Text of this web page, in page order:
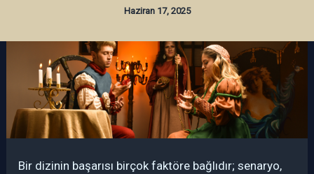
Haziran 17, 2025
Bir dizinin başarısı birçok faktöre bağlıdır; senaryo,